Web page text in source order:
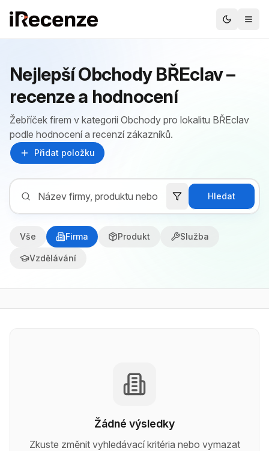
Nejlepší Obchody BŘEclav –
recenze a hodnocení
Žebříček firem v kategorii Obchody pro lokalitu BŘEclav
podle hodnocení a recenzí zákazníků.
Přidat položku
Hledat
Vše Firma Produkt Služba
Vzdělávání
Žádné výsledky
Zkuste změnit vyhledávací kritéria nebo vymazat